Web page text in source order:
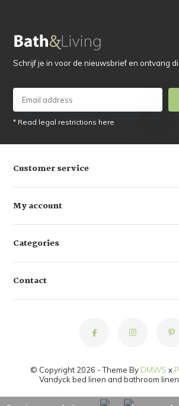
Schrijf je in voor de nieuwsbrief en ontvang
* Read legal restrictions here
Customer service
My account
Categories
Contact
© Copyright 2026 - Theme By DMWS x
Vandyck bed linen and bathroom